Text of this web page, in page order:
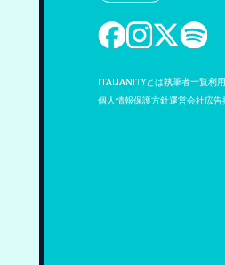
ITALIANITYとは執筆者一覧利
個人情報保護方針運営会社広告